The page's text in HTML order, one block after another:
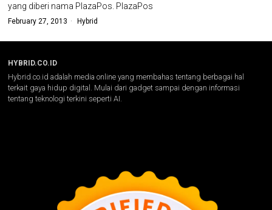
yang diberi nama PlazaPos. PlazaPos
February 27, 2013 Hybrid
HYBRID.CO.ID
Hybrid.co.id adalah media online yang membahas tentang berbagai hal
terkait gaya hidup digital. Mulai dari gadget sampai dengan informasi
tentang teknologi terkini seperti AI.